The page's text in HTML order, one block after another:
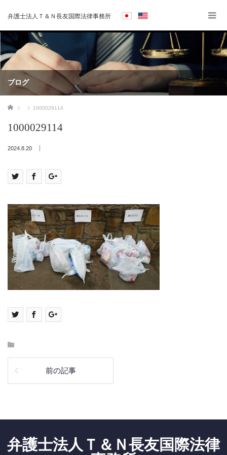
弁護士法人Ｔ＆Ｎ長友国際法律事務所
ブログ
ホーム 1000029114
1000029114
2024.8.20
前の記事
弁護士法人Ｔ＆Ｎ長友国際法律